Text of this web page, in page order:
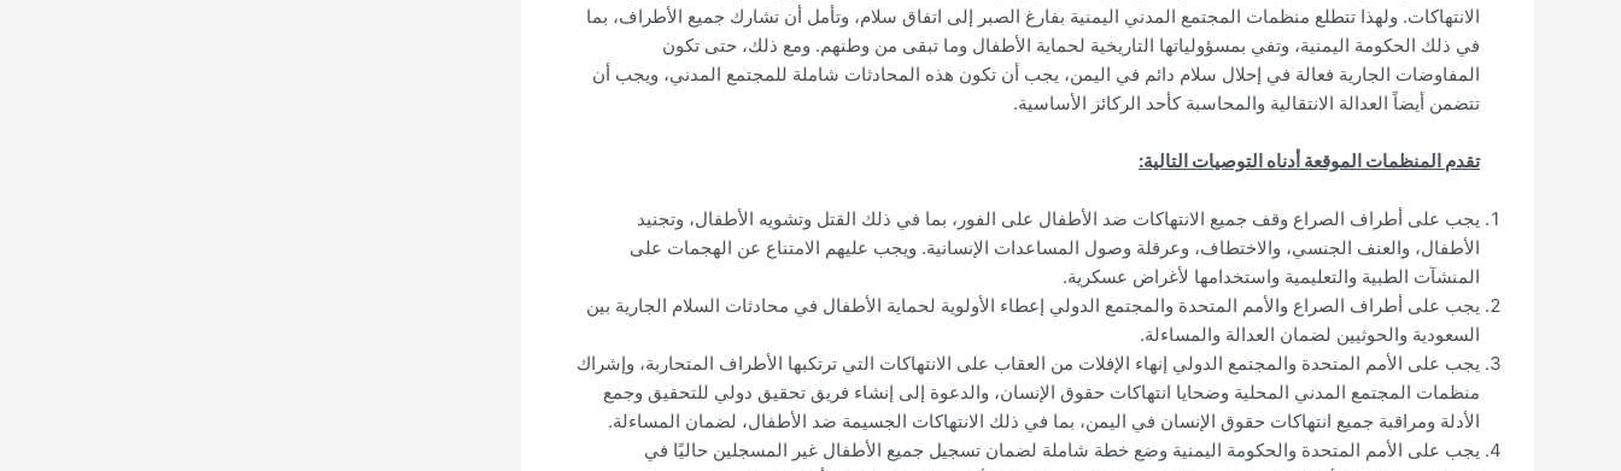
الانتهاكات. ولهذا تتطلع منظمات المجتمع المدني اليمنية بفارغ الصبر إلى اتفاق سلام، وتأمل أن تشارك جميع الأطراف، بما
في ذلك الحكومة اليمنية، وتفي بمسؤولياتها التاريخية لحماية الأطفال وما تبقى من وطنهم. ومع ذلك، حتى تكون
المفاوضات الجارية فعالة في إحلال سلام دائم في اليمن، يجب أن تكون هذه المحادثات شاملة للمجتمع المدني، ويجب أن
تتضمن أيضاً العدالة الانتقالية والمحاسبة كأحد الركائز الأساسية.
تقدم المنظمات الموقعة أدناه التوصيات التالية:
يجب على أطراف الصراع وقف جميع الانتهاكات ضد الأطفال على الفور، بما في ذلك القتل وتشويه الأطفال، وتجنيد
الأطفال، والعنف الجنسي، والاختطاف، وعرقلة وصول المساعدات الإنسانية. ويجب عليهم الامتناع عن الهجمات على
المنشآت الطبية والتعليمية واستخدامها لأغراض عسكرية.
يجب على أطراف الصراع والأمم المتحدة والمجتمع الدولي إعطاء الأولوية لحماية الأطفال في محادثات السلام الجارية بين
السعودية والحوثيين لضمان العدالة والمساءلة.
يجب على الأمم المتحدة والمجتمع الدولي إنهاء الإفلات من العقاب على الانتهاكات التي ترتكبها الأطراف المتحاربة، وإشراك
منظمات المجتمع المدني المحلية وضحايا انتهاكات حقوق الإنسان، والدعوة إلى إنشاء فريق تحقيق دولي للتحقيق وجمع
الأدلة ومراقبة جميع انتهاكات حقوق الإنسان في اليمن، بما في ذلك الانتهاكات الجسيمة ضد الأطفال، لضمان المساءلة.
يجب على الأمم المتحدة والحكومة اليمنية وضع خطة شاملة لضمان تسجيل جميع الأطفال غير المسجلين حاليًا في